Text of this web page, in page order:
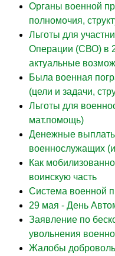
Органы военной
полномочия,
Льготы для
Операции (СВО) в
актуальные
Была военная
(цели и задачи,
Льготы для
мат.помощь)
Денежные
военнослужащих
Как
воинскую часть
Система военной
29 мая - День
Заявление по
увольнения
Жалобы